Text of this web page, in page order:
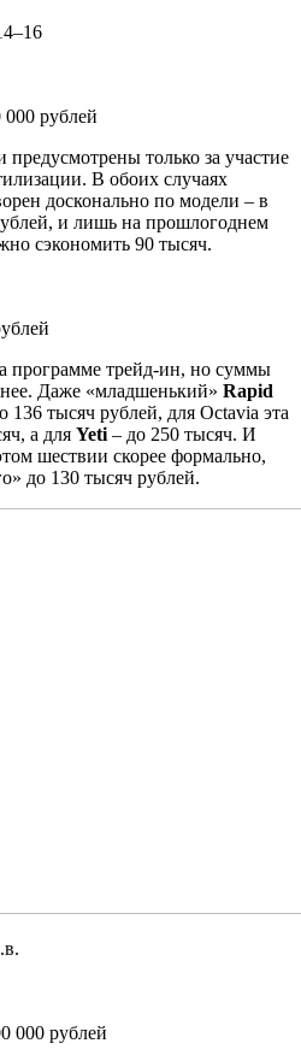
рублей
предусмотрены только за участие
В обоих случаях
досконально по модели – в
и лишь на прошлогоднем
сэкономить 90 тысяч.
программе трейд-ин, но суммы
Даже «младшенький» Rapid
тысяч рублей, для Octavia эта
а для Yeti – до 250 тысяч. И
шествии скорее формально,
до 130 тысяч рублей.
000 рублей